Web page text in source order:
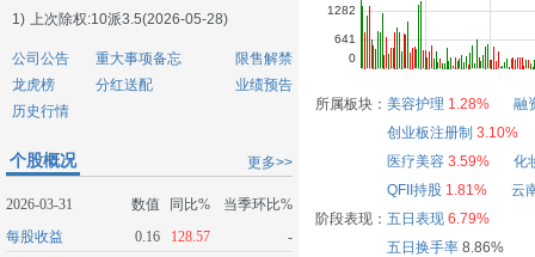
1) 上次除权:10派3.5(2026-05-28)
公司公告 重大事项备忘
限售解禁
龙虎榜
分红送配
业绩预告
历史行情
更多>>
个股概况
2026-03-31 数值 同比%
当季环比%
每股收益
0.16 128.57
-
所属板块： 美容护理 1.28%
融
创业板注册制 3.10%
医疗美容 3.59%
化
QFII持股 1.81%
云
阶段表现： 五日表现 6.79%
五日换手率8.86%